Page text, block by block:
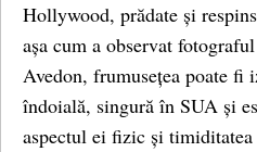
Hollywood, prădate și
așa cum a observat
Avedon, frumusețea poate fi
îndoială, singură în SUA și
aspectul ei fizic și